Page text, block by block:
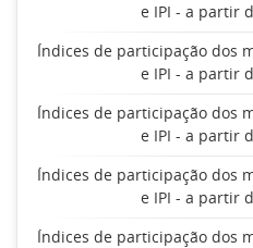
e IPI - a partir
Índices de participação dos
e IPI - a partir
Índices de participação dos
e IPI - a partir
Índices de participação dos
e IPI - a partir
Índices de participação dos